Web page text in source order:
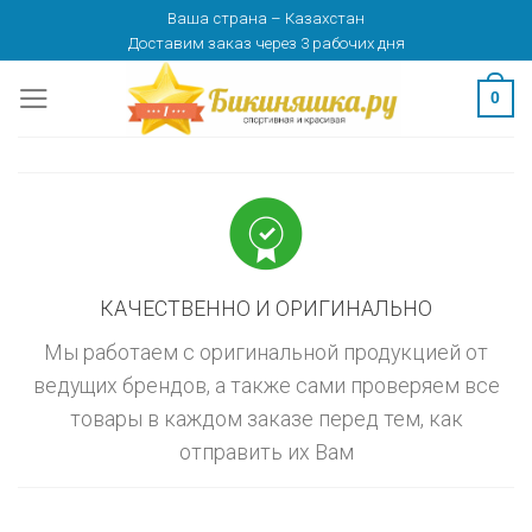
content
Ваша страна – Казахстан
Доставим заказ через 3 рабочих дня
0
КАЧЕСТВЕННО И ОРИГИНАЛЬНО
Мы работаем с оригинальной продукцией от
ведущих брендов, а также сами проверяем все
товары в каждом заказе перед тем, как
отправить их Вам
изменить